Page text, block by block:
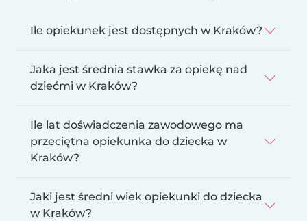
Ile opiekunek jest dostępnych w Kraków?
Jaka jest średnia stawka za opiekę nad
dziećmi w Kraków?
Ile lat doświadczenia zawodowego ma
przeciętna opiekunka do dziecka w
Kraków?
Jaki jest średni wiek opiekunki do dziecka
w Kraków?